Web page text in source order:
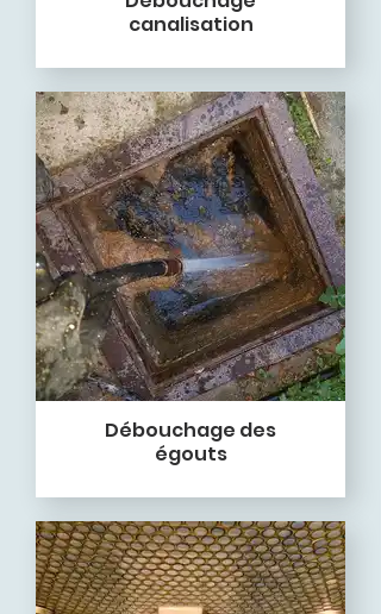
canalisation
Débouchage des
égouts